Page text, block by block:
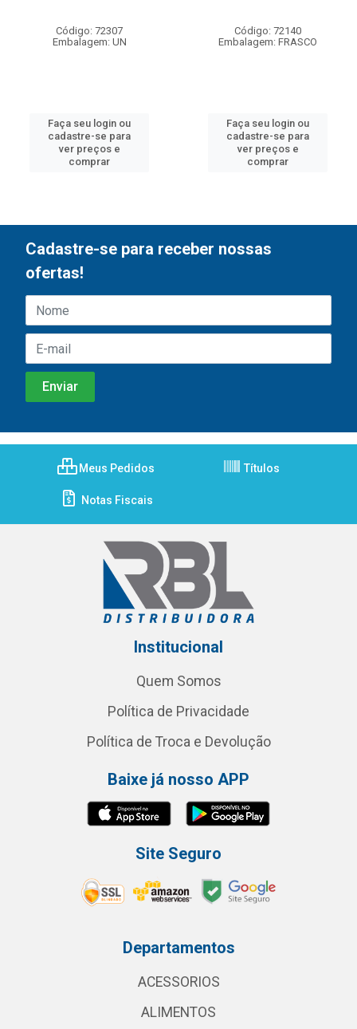
Código: 72307
Embalagem: UN
Faça seu login ou
cadastre-se para
ver preços e
comprar
Código: 72140
Embalagem: FRASCO
Faça seu login ou
cadastre-se para
ver preços e
comprar
Cadastre-se para receber nossas
ofertas!
Meus Pedidos Títulos
Notas Fiscais
Institucional
Quem Somos
Política de Privacidade
Política de Troca e Devolução
Baixe já nosso APP
Site Seguro
Departamentos
ACESSORIOS
ALIMENTOS